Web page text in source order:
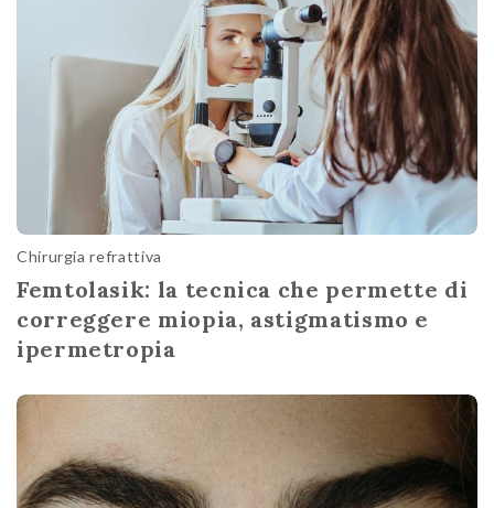
Chirurgia refrattiva
Femtolasik: la tecnica che permette di
correggere miopia, astigmatismo e
ipermetropia